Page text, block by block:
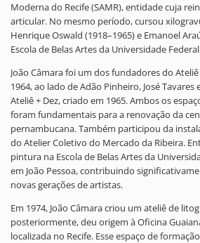
Moderna do Recife (SAMR), entidade cuja
articular. No mesmo período, cursou
Henrique Oswald (1918–1965) e Emanoel
Escola de Belas Artes da Universidade
João Câmara foi um dos fundadores do
1964, ao lado de Adão Pinheiro, José Tavares
Ateliê + Dez, criado em 1965. Ambos os
foram fundamentais para a renovação da
pernambucana. Também participou da
do Atelier Coletivo do Mercado da Ribeira.
pintura na Escola de Belas Artes da
em João Pessoa, contribuindo
novas gerações de artistas.
Em 1974, João Câmara criou um ateliê de
posteriormente, deu origem à Oficina
localizada no Recife. Esse espaço de